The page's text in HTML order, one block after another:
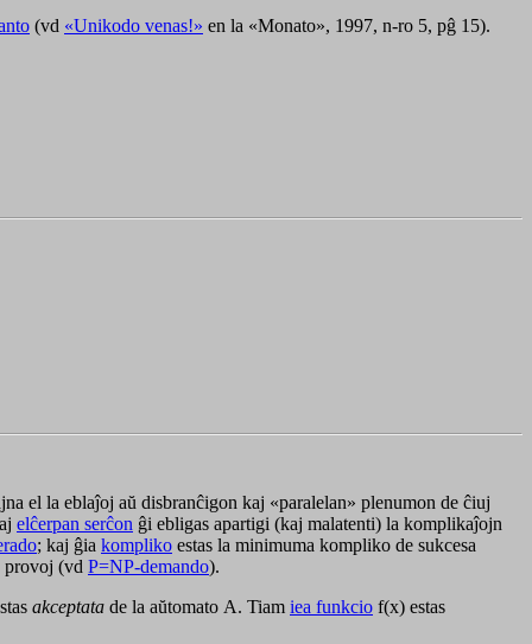
(vd «Unikodo venas!» en la «Monato», 1997, n-ro 5, pĝ 15).
el la eblaĵoj aŭ disbranĉigon kaj «paralelan» plenumon de ĉiuj
elĉerpan serĉon ĝi ebligas apartigi (kaj malatenti) la komplikaĵojn
; kaj ĝia kompliko estas la minimuma kompliko de sukcesa
provoj (vd P=NP-demando).
akceptata de la aŭtomato A. Tiam iea funkcio f(x) estas